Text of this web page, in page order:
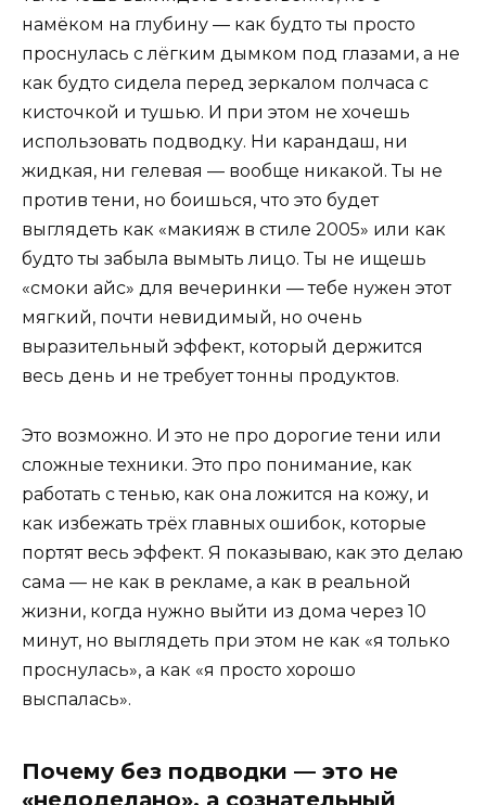
намёком на глубину — как будто ты просто
проснулась с лёгким дымком под глазами, а не
как будто сидела перед зеркалом полчаса с
кисточкой и тушью. И при этом не хочешь
использовать подводку. Ни карандаш, ни
жидкая, ни гелевая — вообще никакой. Ты не
против тени, но боишься, что это будет
выглядеть как «макияж в стиле 2005» или как
будто ты забыла вымыть лицо. Ты не ищешь
«смоки айс» для вечеринки — тебе нужен этот
мягкий, почти невидимый, но очень
выразительный эффект, который держится
весь день и не требует тонны продуктов.
Это возможно. И это не про дорогие тени или
сложные техники. Это про понимание, как
работать с тенью, как она ложится на кожу, и
как избежать трёх главных ошибок, которые
портят весь эффект. Я показываю, как это делаю
сама — не как в рекламе, а как в реальной
жизни, когда нужно выйти из дома через 10
минут, но выглядеть при этом не как «я только
проснулась», а как «я просто хорошо
выспалась».
Почему без подводки — это не
«недоделано», а сознательный